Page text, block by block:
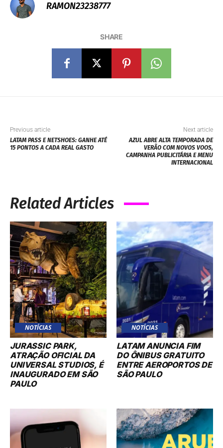
RAMON23238777
SHARE
Previous article
LATAM PASS E NETSHOES: GANHE ATÉ
15 PONTOS A CADA REAL GASTO
Next article
AZUL ABRE ALTA TEMPORADA DE
VERÃO COM NOVOS VOOS,
CAMPANHA PUBLICITÁRIA E MENU
INTERNACIONAL
Related Articles
NOTÍCIAS
JURASSIC PARK,
ATRAÇÃO OFICIAL DA
UNIVERSAL STUDIOS, É
INAUGURADO EM SÃO
PAULO
NOTÍCIAS
LATAM ANUNCIA FIM
DO ÔNIBUS GRATUITO
ENTRE AEROPORTOS DE
SÃO PAULO